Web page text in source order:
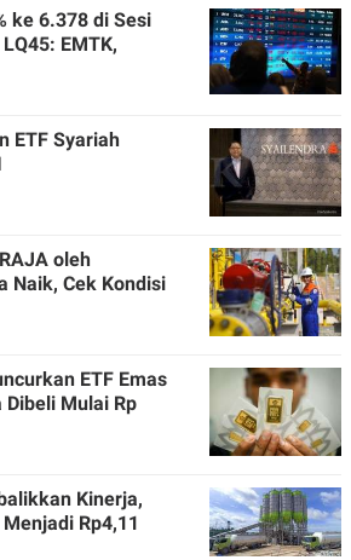
ke 6.378 di Sesi
EMTK,
ETF Syariah
oleh
Naik, Cek Kondisi
ETF Emas
Dibeli Mulai Rp
Kinerja,
Rp4,11